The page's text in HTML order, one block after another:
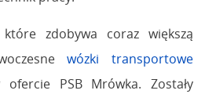
zdobywa coraz większą
wózki transportowe
PSB Mrówka. Zostały